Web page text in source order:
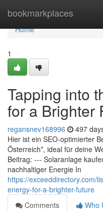
bookmarkplaces
Home
Home
1
Tapping into
for a Brighter
regansnev168996 497
Hier ist ein SEO-optimierter
Österreich*, ideal für deine
Beitrag: --- Solaranlage
nachhaltiger Energie In
https://exceeddirectory.com/
energy-for-a-brighter-future
Comments
Who